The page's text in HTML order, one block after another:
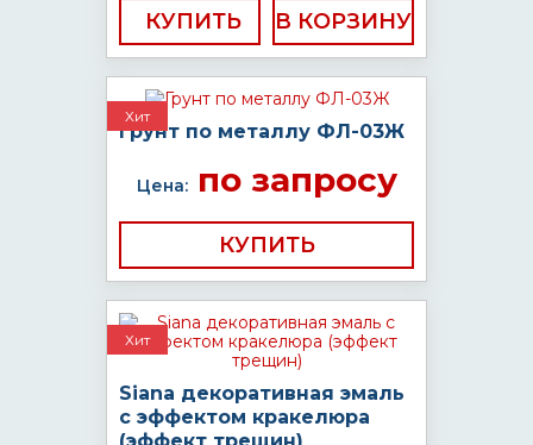
КУПИТЬ
Хит
Грунт по металлу ФЛ-03Ж
Цена:по запросу
КУПИТЬ
Хит
Siana декоративная эмаль
с эффектом кракелюра